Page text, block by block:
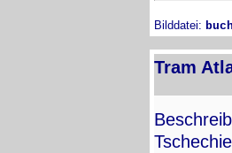
Bilddatei:
Tram